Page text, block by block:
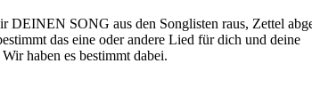
DEINEN SONG aus den Songlisten raus, Zettel
das eine oder andere Lied für dich und deine
haben es bestimmt dabei.